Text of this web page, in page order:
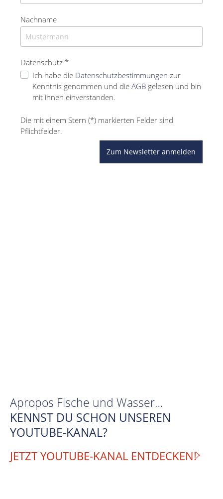
Nachname
Datenschutz *
Ich habe die Datenschutzbestimmungen zur
Kenntnis genommen und die AGB gelesen und bin
mit ihnen einverstanden.
Die mit einem Stern (*) markierten Felder sind
Pflichtfelder.
Zum Newsletter anmelden
Apropos Fische und Wasser…
KENNST DU SCHON UNSEREN
YOUTUBE-KANAL?
JETZT YOUTUBE-KANAL ENTDECKEN!